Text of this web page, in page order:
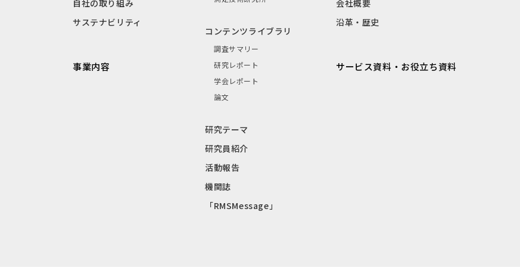
自社の取り組み
サステナビリティ
事業内容
コンテンツライブラリ
調査サマリー
研究レポート
学会レポート
論文
研究テーマ
研究員紹介
活動報告
機関誌
「RMSMessage」
会社概要
沿革・歴史
サービス資料・お役立ち資料